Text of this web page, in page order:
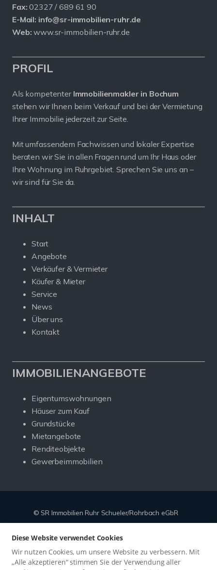
Fax: 02327 / 689 61 90
E-Mail: info@sr-immobilien-ruhr.de
Web: www.sr-immobilien-ruhr.de
PROFIL
Als kompetenter Immobilienmakler in Bochum
stehen wir Ihnen beim Verkauf und bei der Vermietung
Ihrer Immobilie jederzeit zur Seite.
Mit umfassendem Fachwissen und lokaler Expertise
beraten wir Sie in allen Fragen rund um Ihr Haus oder
Ihre Wohnung im Ruhrgebiet. Sprechen Sie uns an –
wir sind für Sie da.
INHALT
Start
Angebote
Verkäufer & Vermieter
Käufer & Mieter
Service
News
Über uns
Kontakt
IMMOBILIENANGEBOTE
Eigentumswohnungen
Häuser zum Kauf
Grundstücke
Mietangebote
Renditeobjekte
Gewerbeimmobilien
© SR Immobilien Ruhr Schueler/Rohrbach eGbR
Powered byImmonia GmbH
Impressum
Datenschutz Sitemap
Vertrag widerrufen
Diese Website verwendet Cookies
Wir nutzen Cookies, um unsere Website zu verbessern. Mit
„Alle akzeptieren“ stimmen Sie der Verwendung aller